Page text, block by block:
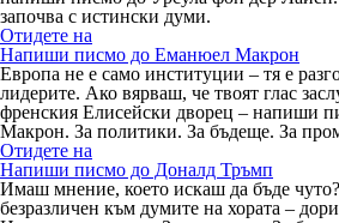
започва с истински думи.
Отидете на
Напиши писмо до Еманюел Макрон
Европа не е само институции – тя е
лидерите. Ако вярваш, че твоят глас
френския Елисейски дворец – напиши
Макрон. За политики. За бъдеще. За
Отидете на
Напиши писмо до Доналд Тръмп
Имаш мнение, което искаш да бъде
безразличен към думите на хората –